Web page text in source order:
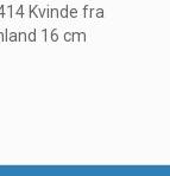
Kvinde fra
16 cm